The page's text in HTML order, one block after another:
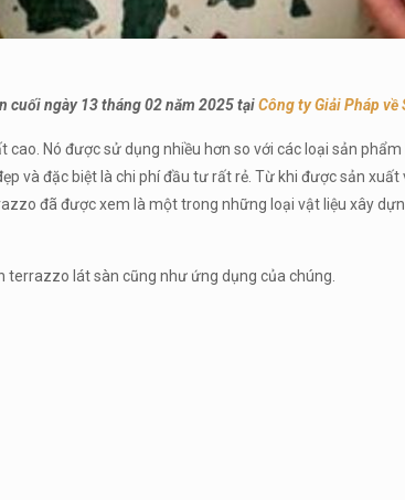
cuối ngày 13 tháng 02 năm 2025 tạiCông ty Giải Pháp về
Nó được sử dụng nhiều hơn so với các loại sản
và đặc biệt là chi phí đầu tư rất rẻ. Từ khi được sản
đã được xem là một trong những loại vật liệu xây
terrazzo lát sàn cũng như ứng dụng của chúng.